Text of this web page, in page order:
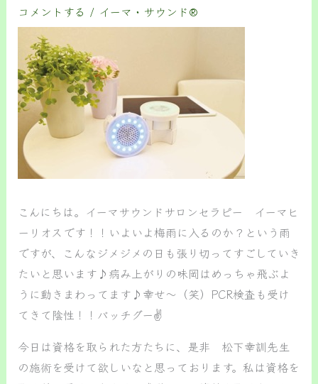
コメントする / イーマ・サウンド®️
こんにちは。イーマサウンドサロンセラピー イーマヒ
ーリオスです！！いよいよ梅雨に入るのか？という雨
ですが、こんなジメジメの日も張り切ってすごしていき
たいと思います♪病み上がりの味岡はめっちゃ飛ぶよ
うに動きまわってます♪幸せ～（笑）PCR検査も受け
てきて陰性！！バッチグー✌
今日は資格を取られた方たちに、是非 松下幸訓先生
の施術を受けて欲しいなと思っております。私は資格を